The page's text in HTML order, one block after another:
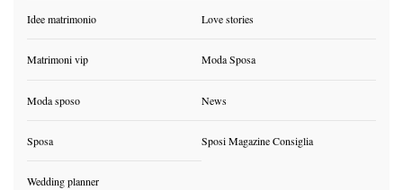
Idee matrimonio Love stories
Matrimoni vip Moda Sposa
Moda sposo News
Sposa Sposi Magazine Consiglia
Wedding planner